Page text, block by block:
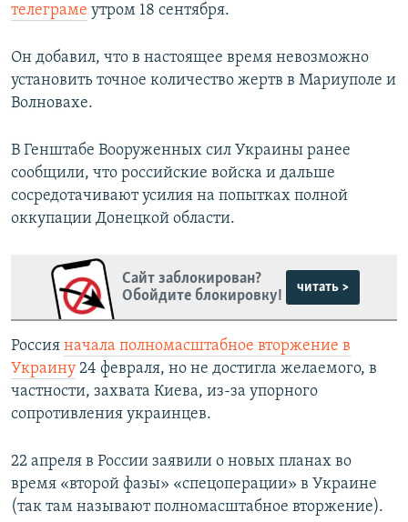
телеграме утром 18 сентября.
Он добавил, что в настоящее время невозможно
установить точное количество жертв в Мариуполе и
Волновахе.
В Генштабе Вооруженных сил Украины ранее
сообщили, что российские войска и дальше
сосредотачивают усилия на попытках полной
оккупации Донецкой области.
Сайт заблокирован?
Обойдите блокировку!
читать >
Россия начала полномасштабное вторжение в
Украину 24 февраля, но не достигла желаемого, в
частности, захвата Киева, из-за упорного
сопротивления украинцев.
22 апреля в России заявили о новых планах во
время «второй фазы» «спецоперации» в Украине
(так там называют полномасштабное вторжение).